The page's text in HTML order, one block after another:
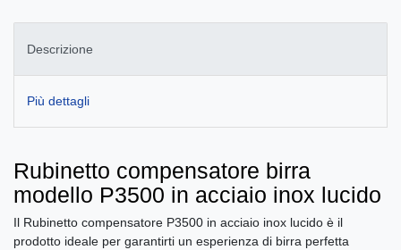
Descrizione
Più dettagli
Rubinetto compensatore birra
modello P3500 in acciaio inox lucido
Il Rubinetto compensatore P3500 in acciaio inox lucido è il
prodotto ideale per garantirti un esperienza di birra perfetta